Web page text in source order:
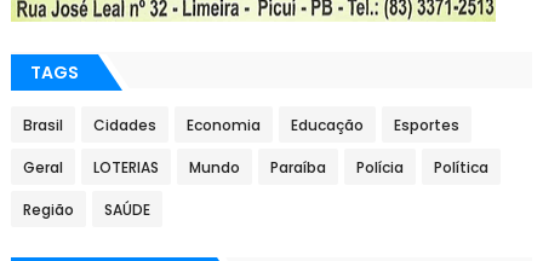
TAGS
Brasil Cidades Economia Educação Esportes
Geral LOTERIAS Mundo Paraíba Polícia Política
Região SAÚDE